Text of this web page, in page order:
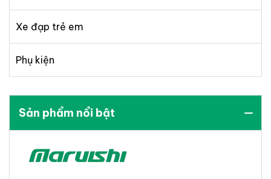
Xe đạp trẻ em
Phụ kiện
Sản phẩm nổi bật